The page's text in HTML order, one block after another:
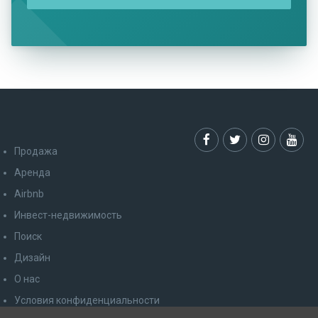
Продажа
Аренда
Airbnb
Инвест-недвижимость
Поиск
Дизайн
О нас
Условия конфиденциальности